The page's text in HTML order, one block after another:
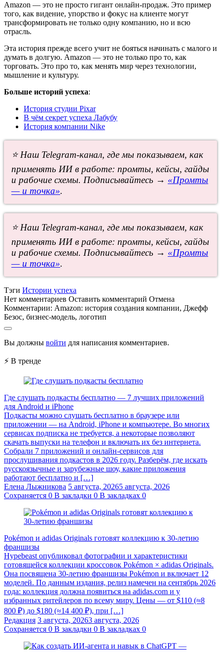
Amazon — это не просто гигант онлайн-продаж. Это пример
того, как видение, упорство и фокус на клиенте могут
трансформировать не только одну компанию, но и всю
отрасль.
Эта история прежде всего учит не бояться начинать с малого и
думать в долгую. Amazon — это не только про то, как
торговать. Это про то, как менять мир через технологии,
мышление и культуру.
Больше историй успеха:
История студии Pixar
В чём секрет успеха Лабубу
История компании Nike
⭐ Наш Telegram-канал, где мы показываем, как
применять ИИ в работе: промты, кейсы, гайды
и рабочие схемы. Подписывайтесь → «Промты
— и точка».
⭐ Наш Telegram-канал, где мы показываем, как
применять ИИ в работе: промты, кейсы, гайды
и рабочие схемы. Подписывайтесь → «Промты
— и точка».
Тэги Истории успеха
Нет комментариев Оставить комментарий Отмена
Комментарии: Amazon: история создания компании, Джефф
Безос, бизнес-модель, логотип
Вы должны войти для написания комментариев.
⚡ В тренде
Где слушать подкасты бесплатно — 7 лучших приложений
для Android и iPhone
Подкасты можно слушать бесплатно в браузере или
приложении — на Android, iPhone и компьютере. Во многих
сервисах подписка не требуется, а некоторые позволяют
скачать выпуски на телефон и включать их без интернета.
Собрали 7 приложений и онлайн-сервисов для
прослушивания подкастов в 2026 году. Разберём, где искать
русскоязычные и зарубежные шоу, какие приложения
работают бесплатно и […]
Елена Лыжникова 5 августа, 20265 августа, 2026
Сохраняется 0 В закладки 0 В закладках 0
Pokémon и adidas Originals готовят коллекцию к 30-летию
франшизы
Hypebeast опубликовал фотографии и характеристики
готовящейся коллекции кроссовок Pokémon × adidas Originals.
Она посвящена 30-летию франшизы Pokémon и включает 12
моделей. По данным издания, релиз намечен на сентябрь 2026
года: коллекция должна появиться на adidas.com и у
избранных ритейлеров по всему миру. Цены — от $110 (≈8
800 ₽) до $180 (≈14 400 ₽), при […]
Редакция 3 августа, 20263 августа, 2026
Сохраняется 0 В закладки 0 В закладках 0